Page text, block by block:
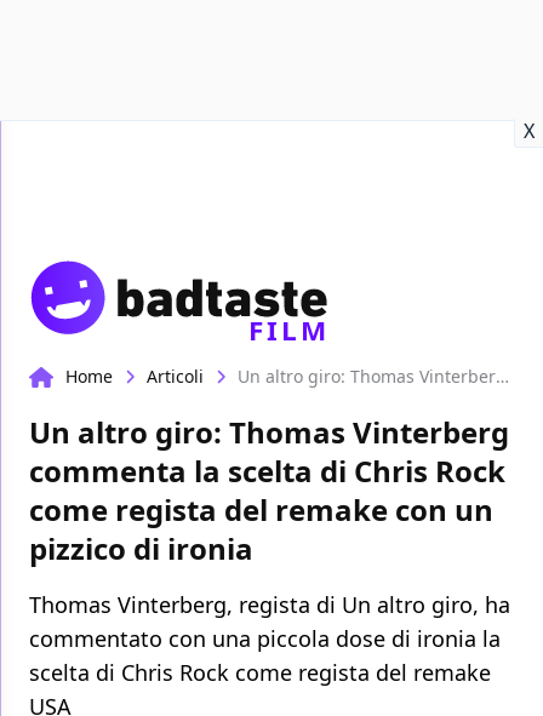
X
FILM
Home Articoli Un altro giro: Thomas Vinterberg commenta la scelta di Chris Rock come regista del remake con un pizzico di ironia
Un altro giro: Thomas Vinterberg
commenta la scelta di Chris Rock
come regista del remake con un
pizzico di ironia
Thomas Vinterberg, regista di Un altro giro, ha
commentato con una piccola dose di ironia la
scelta di Chris Rock come regista del remake
USA